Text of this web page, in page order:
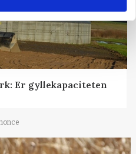
Er gyllekapaciteten